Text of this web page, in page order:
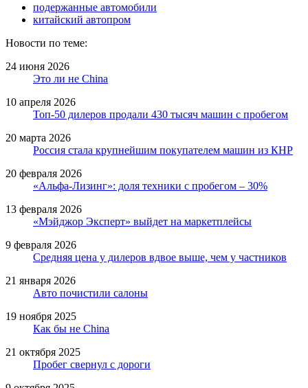
подержанные автомобили
китайский автопром
Новости по теме:
24 июня 2026
Это ли не China
10 апреля 2026
Топ-50 дилеров продали 430 тысяч машин с пробегом
20 марта 2026
Россия стала крупнейшим покупателем машин из КНР
20 февраля 2026
«Альфа-Лизинг»: доля техники с пробегом – 30%
13 февраля 2026
«Мэйджор Эксперт» выйдет на маркетплейсы
9 февраля 2026
Средняя цена у дилеров вдвое выше, чем у частников
21 января 2026
Авто почистили салоны
19 ноября 2025
Как бы не China
21 октября 2025
Пробег свернул с дороги